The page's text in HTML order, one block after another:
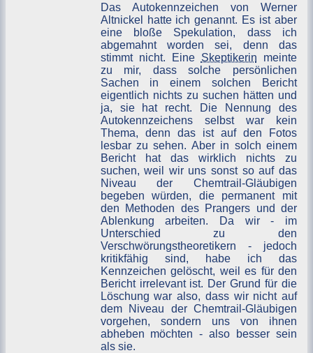
Das Autokennzeichen von Werner
Altnickel hatte ich genannt. Es ist aber
eine bloße Spekulation, dass ich
abgemahnt worden sei, denn das
stimmt nicht. Eine Skeptikerin meinte
zu mir, dass solche persönlichen
Sachen in einem solchen Bericht
eigentlich nichts zu suchen hätten und
ja, sie hat recht. Die Nennung des
Autokennzeichens selbst war kein
Thema, denn das ist auf den Fotos
lesbar zu sehen. Aber in solch einem
Bericht hat das wirklich nichts zu
suchen, weil wir uns sonst so auf das
Niveau der Chemtrail-Gläubigen
begeben würden, die permanent mit
den Methoden des Prangers und der
Ablenkung arbeiten. Da wir - im
Unterschied zu den
Verschwörungstheoretikern - jedoch
kritikfähig sind, habe ich das
Kennzeichen gelöscht, weil es für den
Bericht irrelevant ist. Der Grund für die
Löschung war also, dass wir nicht auf
dem Niveau der Chemtrail-Gläubigen
vorgehen, sondern uns von ihnen
abheben möchten - also besser sein
als sie.